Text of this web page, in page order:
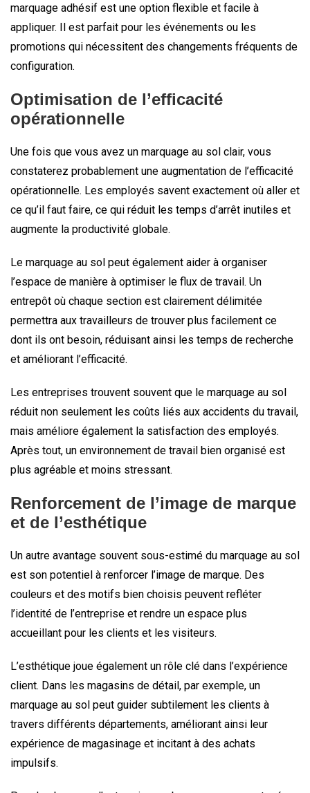
marquage adhésif est une option flexible et facile à
appliquer. Il est parfait pour les événements ou les
promotions qui nécessitent des changements fréquents de
configuration.
Optimisation de l’efficacité
opérationnelle
Une fois que vous avez un marquage au sol clair, vous
constaterez probablement une augmentation de l’efficacité
opérationnelle. Les employés savent exactement où aller et
ce qu’il faut faire, ce qui réduit les temps d’arrêt inutiles et
augmente la productivité globale.
Le marquage au sol peut également aider à organiser
l’espace de manière à optimiser le flux de travail. Un
entrepôt où chaque section est clairement délimitée
permettra aux travailleurs de trouver plus facilement ce
dont ils ont besoin, réduisant ainsi les temps de recherche
et améliorant l’efficacité.
Les entreprises trouvent souvent que le marquage au sol
réduit non seulement les coûts liés aux accidents du travail,
mais améliore également la satisfaction des employés.
Après tout, un environnement de travail bien organisé est
plus agréable et moins stressant.
Renforcement de l’image de marque
et de l’esthétique
Un autre avantage souvent sous-estimé du marquage au sol
est son potentiel à renforcer l’image de marque. Des
couleurs et des motifs bien choisis peuvent refléter
l’identité de l’entreprise et rendre un espace plus
accueillant pour les clients et les visiteurs.
L’esthétique joue également un rôle clé dans l’expérience
client. Dans les magasins de détail, par exemple, un
marquage au sol peut guider subtilement les clients à
travers différents départements, améliorant ainsi leur
expérience de magasinage et incitant à des achats
impulsifs.